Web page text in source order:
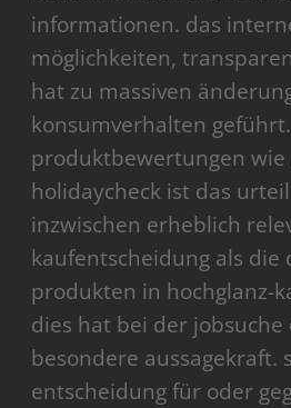
informationen. das
möglichkeiten,
hat zu massiven
konsumverhalten
produktbewertungen
holidaycheck ist das
inzwischen erheblich
kaufentscheidung als die
produkten in hochglanz-
dies hat bei der jobsuche
besondere aussagekraft.
entscheidung für oder